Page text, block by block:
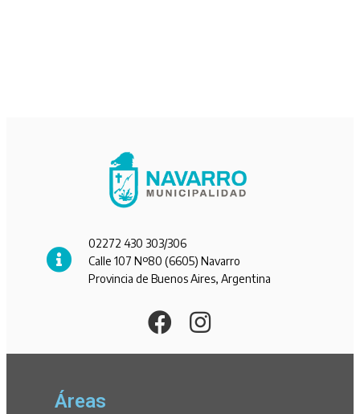
02272 430 303/306
Calle 107 Nº80 (6605) Navarro
Provincia de Buenos Aires, Argentina
Áreas